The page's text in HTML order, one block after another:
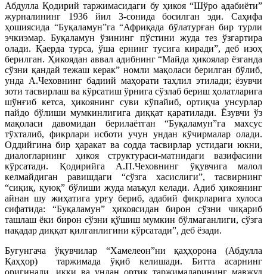
Абдулла Қодирий таржимасидаги бу ҳикоя “Шўро адабиёти”
журналининг 1936 йил 3-сонида босилган эди. Саҳифа
ҳошиясида “Буқаламун”га “Африқада бўлатурған бир турли
эчкиэмар. Буқаламун ўзининг пўстини жуда тез ўзгартира
олади. Қаерда турса, ўша ернинг тусига киради”, деб изоҳ
берилган. Ҳикоядан аввал адибнинг “Майда ҳикоялар ёзганда
сўзни қандай тежаш керак” номли мақоласи берилган бўлиб,
унда А.Чеховнинг бадиий маҳорати таҳлил этилади; ёзувчи
зоти тасвирлаш ва кўрсатиш ўрнига сўзлаб бериш ҳолатларига
шўнғиб кетса, ҳикоянинг суви кўпайиб, ортиқча унсурлар
пайдо бўлиши мумкинлигига диққат қаратилади. Ёзувчи ўз
мақоласи давомидан берилаётган “Буқаламун”га махсус
тўхталиб, фикрлари исботи учун ундан кўчирмалар олади.
Оддийгина бир ҳаракат ва содда тасвирлар устидаги юкни,
диалогларнинг ҳикоя структураси-матнидаги вазифасини
кўрсатади. Қодирийга А.П.Чеховнинг ўқувчига малол
келмайдиган равишдаги “сўзга хасислиги”, тасвирнинг
“сиқиқ, қуюқ” бўлиши жуда маъқул келади. Адиб ҳикоянинг
айнан шу жиҳатига урғу бериб, адабий фикрларига хулоса
сифатида: “Буқаламун” ҳикоясидан бирон сўзни чиқариб
ташлаш ёки бирон сўзни қўшиш мумкин бўлмаганлиги, сўзга
нақадар диққат қилганлигини кўрсатади”, деб ёзади.
Бугунгача ўқувчилар “Хамелеон”ни қаҳҳорона (Абдулла
Қаҳҳор) таржимада ўқиб келишади. Битта асарнинг